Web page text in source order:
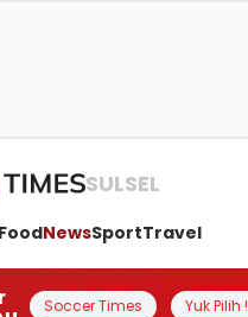
SULSEL
FoodNewsSportTravel
Soccer Times Yuk Pilih !